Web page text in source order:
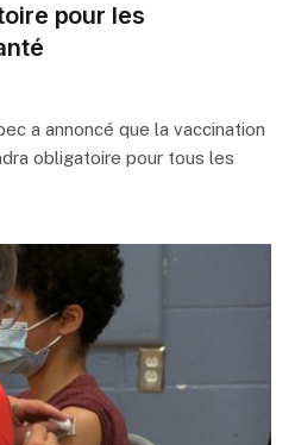
pour les
a annoncé que la vaccination
obligatoire pour tous les